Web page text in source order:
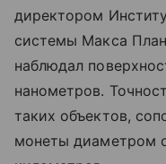
директором
системы Макса
наблюдал
нанометров.
таких объектов,
монеты диаметром